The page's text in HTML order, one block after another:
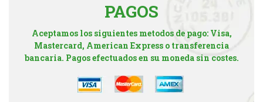
PAGOS
Aceptamos los siguientes metodos de pago: Visa,
Mastercard, American Express o transferencia
bancaria. Pagos efectuados en su moneda sin costes.